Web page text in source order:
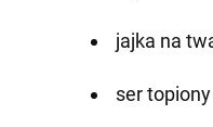
jajka na
ser topiony